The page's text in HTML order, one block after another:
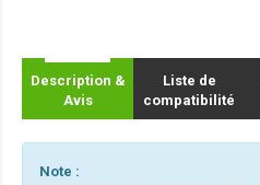
Description &
Avis
Liste de
compatibilité
Note :